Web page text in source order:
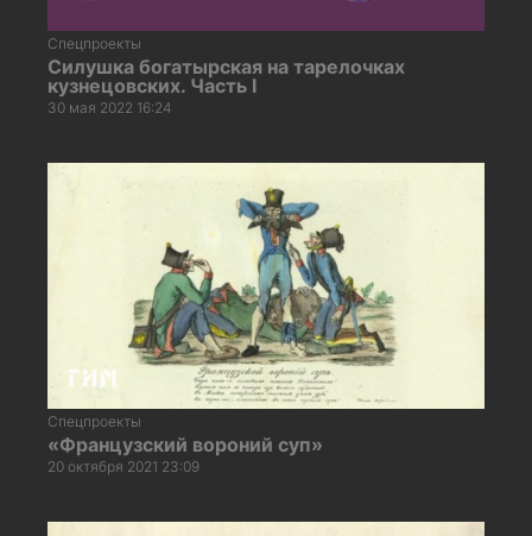
Спецпроекты
Силушка богатырская на тарелочках
кузнецовских. Часть I
30 мая 2022 16:24
Спецпроекты
«Французский вороний суп»
20 октября 2021 23:09